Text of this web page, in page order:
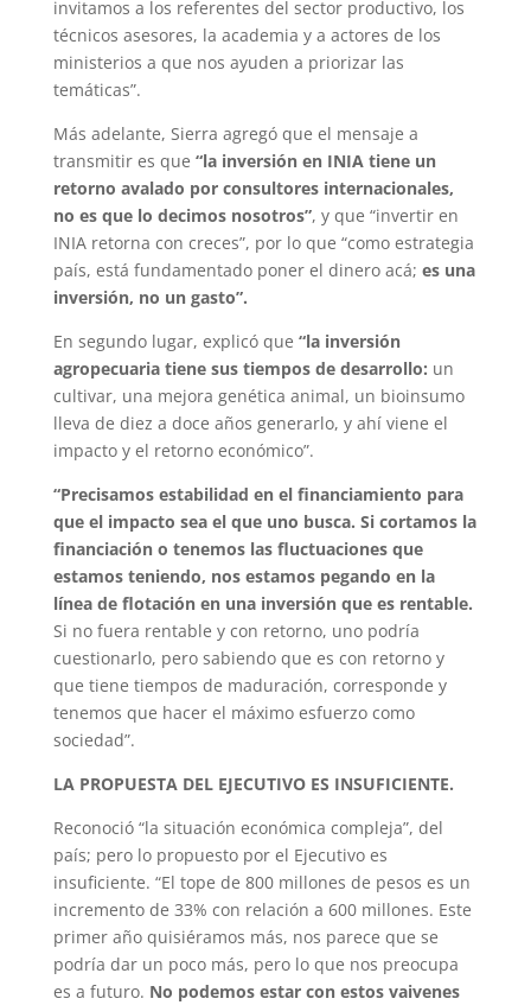
invitamos a los referentes del sector productivo, los
técnicos asesores, la academia y a actores de los
ministerios a que nos ayuden a priorizar las
temáticas”.
Más adelante, Sierra agregó que el mensaje a
transmitir es que “la inversión en INIA tiene un
retorno avalado por consultores internacionales,
no es que lo decimos nosotros”, y que “invertir en
INIA retorna con creces”, por lo que “como estrategia
país, está fundamentado poner el dinero acá; es una
inversión, no un gasto”.
En segundo lugar, explicó que “la inversión
agropecuaria tiene sus tiempos de desarrollo: un
cultivar, una mejora genética animal, un bioinsumo
lleva de diez a doce años generarlo, y ahí viene el
impacto y el retorno económico”.
“Precisamos estabilidad en el financiamiento para
que el impacto sea el que uno busca. Si cortamos la
financiación o tenemos las fluctuaciones que
estamos teniendo, nos estamos pegando en la
línea de flotación en una inversión que es rentable.
Si no fuera rentable y con retorno, uno podría
cuestionarlo, pero sabiendo que es con retorno y
que tiene tiempos de maduración, corresponde y
tenemos que hacer el máximo esfuerzo como
sociedad”.
LA PROPUESTA DEL EJECUTIVO ES INSUFICIENTE.
Reconoció “la situación económica compleja”, del
país; pero lo propuesto por el Ejecutivo es
insuficiente. “El tope de 800 millones de pesos es un
incremento de 33% con relación a 600 millones. Este
primer año quisiéramos más, nos parece que se
podría dar un poco más, pero lo que nos preocupa
es a futuro. No podemos estar con estos vaivenes